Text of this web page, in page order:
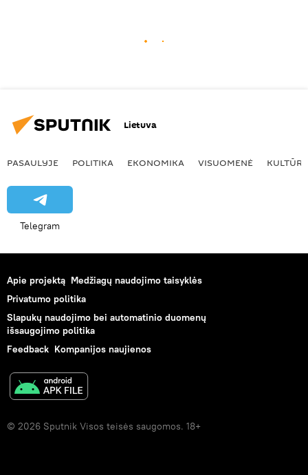
Lietuva
PASAULYJE POLITIKA EKONOMIKA VISUOMENĖ KULTŪRA
Telegram
Apie projektą Medžiagų naudojimo taisyklės
Privatumo politika
Slapukų naudojimo bei automatinio duomenų
išsaugojimo politika
Feedback Kompanijos naujienos
© 2026 Sputnik Visos teisės saugomos. 18+